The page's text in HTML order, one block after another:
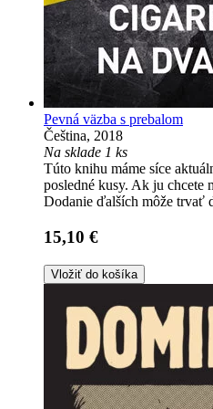
Pevná väzba s prebalom
Čeština, 2018
Na sklade 1 ks
Túto knihu máme síce
posledné kusy. Ak ju chcete
Dodanie ďalších môže trvať
15,10 €
Vložiť do košíka